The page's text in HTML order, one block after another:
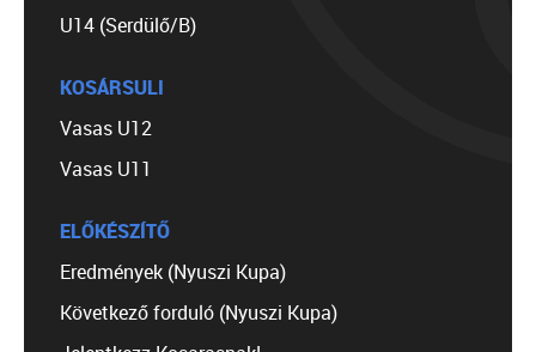
U14 (Serdülő/B)
KOSÁRSULI
Vasas U12
Vasas U11
ELŐKÉSZÍTŐ
Eredmények (Nyuszi Kupa)
Következő forduló (Nyuszi Kupa)